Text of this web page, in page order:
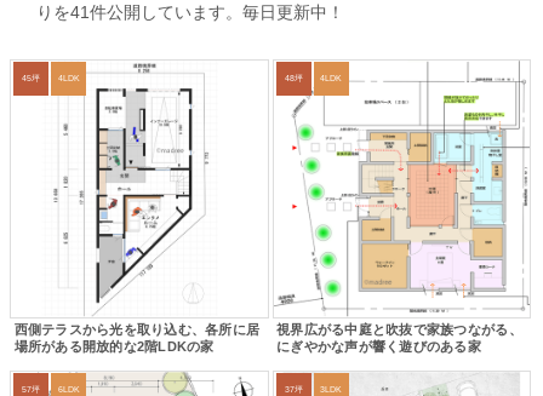
りを41件公開しています。毎日更新中！
45坪 4LDK
西側テラスから光を取り込む、各所に居
場所がある開放的な2階LDKの家
48坪 4LDK
視界広がる中庭と吹抜で家族つながる、
にぎやかな声が響く遊びのある家
57坪 6LDK 37坪 3LDK